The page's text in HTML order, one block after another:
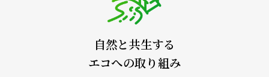
自然と共生する
エコへの取り組み